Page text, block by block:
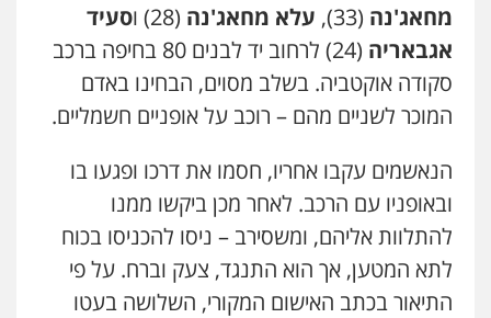
מחאג'נה (33), עלא מחאג'נה (28) ו
סעיד
אגבאריה
(24) לרחוב יד לבנים 80 בחיפה ברכב
סקודה אוקטביה. בשלב מסוים, הבחינו באדם
המוכר לשניים מהם – רוכב על אופניים חשמליים.
הנאשמים עקבו אחריו, חסמו את דרכו ופגעו בו
ובאופניו עם הרכב. לאחר מכן ביקשו ממנו
להתלוות אליהם, ומשסירב – ניסו להכניסו בכוח
לתא המטען, אך הוא התנגד, צעק וברח. על פי
התיאור בכתב האישום המקורי, השלושה בעטו